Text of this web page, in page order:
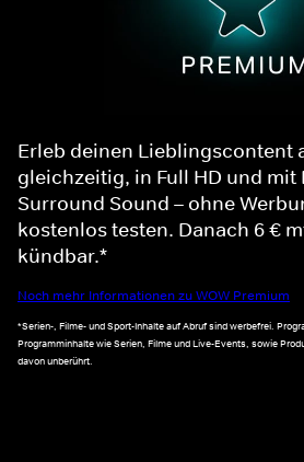
Erleb deinen Lieblingscontent
gleichzeitig, in Full HD und mit
Surround Sound – ohne
kostenlos testen. Danach 6 €
kündbar.*
Noch mehr Informationen zu WOW Premium
*Serien-, Filme- und Sport-Inhalte auf Abruf sind werbefrei.
Programminhalte wie Serien, Filme und Live-Events, sowie
davon unberührt.